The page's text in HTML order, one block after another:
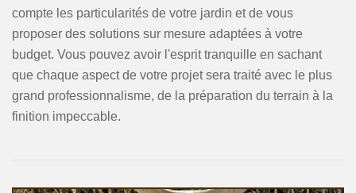
compte les particularités de votre jardin et de vous
proposer des solutions sur mesure adaptées à votre
budget. Vous pouvez avoir l'esprit tranquille en sachant
que chaque aspect de votre projet sera traité avec le plus
grand professionnalisme, de la préparation du terrain à la
finition impeccable.